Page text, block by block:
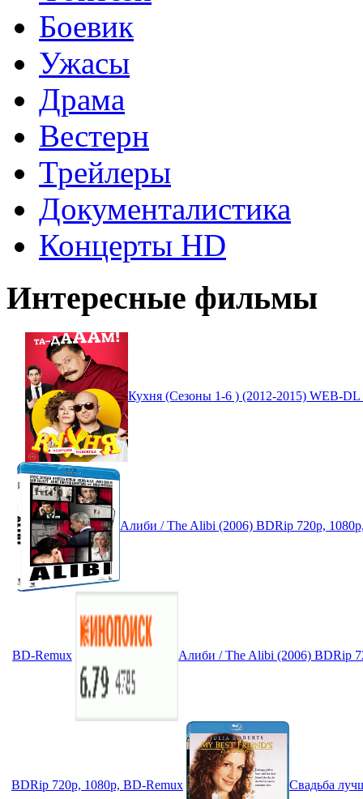
Боевик
Ужасы
Драма
Вестерн
Трейлеры
Документалистика
Концерты HD
Интересные фильмы
Кухня (Сезоны 1-6 ) (2012-2015) WEB-DL
Алиби / The Alibi (2006) BDRip 720p,
BD-Remux Алиби / The Alibi (2006) BDRip
BDRip 720p, 1080p, BD-Remux Свадьба